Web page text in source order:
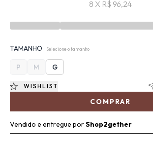
8 X R$ 96,24
TAMANHO Selecione o tamanho
P M G
COMPRAR
WISHLIST
Vendido e entregue porShop2gether